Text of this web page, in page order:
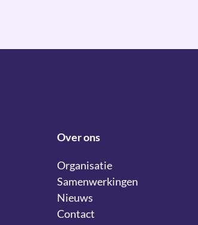
Over ons
Organisatie
Samenwerkingen
Nieuws
Contact